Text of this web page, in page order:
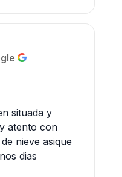
situada y
atento con
nieve asique
dias